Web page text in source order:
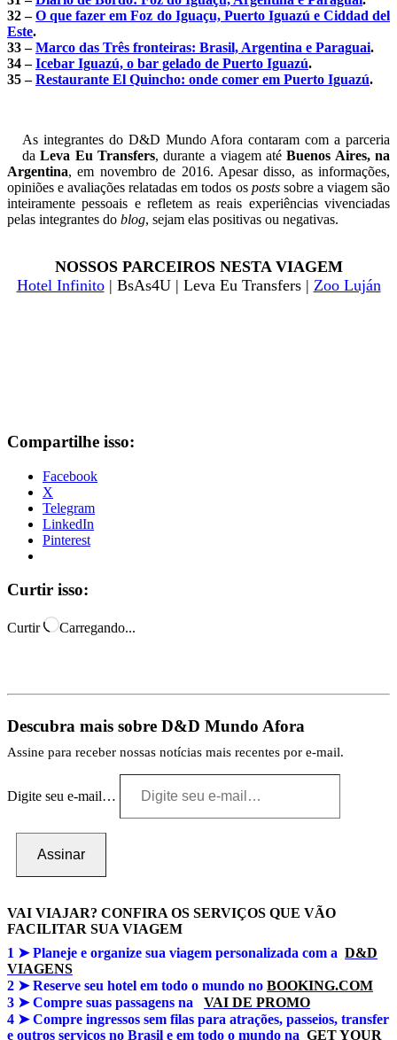
32 –O que fazer em Foz do Iguaçu, Puerto Iguazú e Ciddad del
Este.
33 –Marco das Três fronteiras: Brasil, Argentina e Paraguai.
34 –Icebar Iguazú, o bar gelado de Puerto Iguazú.
35 –Restaurante El Quincho: onde comer em Puerto Iguazú.
As integrantes do D&D Mundo Afora contaram com a parceria
daLeva Eu Transfers, durante a viagem atéBuenos Aires, na
Argentina, em novembro de 2016. Apesar disso, as informações,
opiniões e avaliações relatadas em todos os postssobre a viagem são
inteiramente pessoais e refletem as reais experiências vivenciadas
pelas integrantes do blog, sejam elas positivas ou negativas.
NOSSOS PARCEIROS NESTA VIAGEM
Hotel Infinito| BsAs4U| Leva Eu Transfers | Zoo Luján
Compartilhe isso:
Facebook
X
Telegram
LinkedIn
Pinterest
Curtir isso:
Curtir Carregando...
Descubra mais sobre D&D Mundo Afora
Assine para receber nossas notícias mais recentes por e-mail.
Digite seu e-mail…
Assinar
VAI VIAJAR? CONFIRA OS SERVIÇOS QUE VÃO
FACILITAR SUA VIAGEM
1 ➤Planeje e organize sua viagem personalizada com a D&D
VIAGENS
2 ➤ Reserve seu hotel em todo o mundo no BOOKING.COM
3 ➤Compre suas passagens na
VAI DE PROMO
4 ➤Compre ingressos sem filas para atrações, passeios, transfer
e outros serviços no Brasil e em todo o mundo na GET YOUR